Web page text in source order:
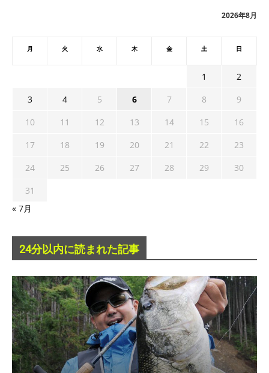
2026年8月
月 火 水 木 金 土 日
1
2
3
4 5 6 7 8
9
10
11 12 13 14 15
16
17
18 19 20 21 22
23
24
25 26 27 28 29
30
31
« 7月
24分以内に読まれた記事